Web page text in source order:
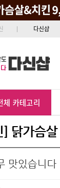
다신샵
체 카테고리
] 닭가슴
맛있습니